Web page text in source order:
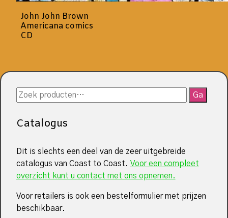
John John Brown
Americana comics
CD
Zoeken
naar:
Ga
Catalogus
Dit is slechts een deel van de zeer uitgebreide
catalogus van Coast to Coast. Voor een compleet
overzicht kunt u contact met ons opnemen.
Voor retailers is ook een bestelformulier met prijzen
beschikbaar.